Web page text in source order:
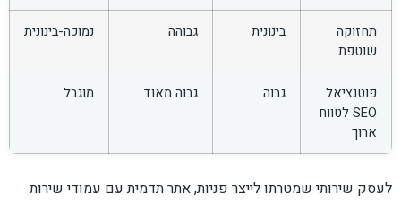
תחזוקה
שוטפת
בינונית גבוהה נמוכה-בינונית
פוטנציאל
SEO לטווח
ארוך
גבוה גבוה מאוד מוגבל
לעסק שירותי שמטרתו לייצר פניות, אתר תדמית עם עמודי שירות